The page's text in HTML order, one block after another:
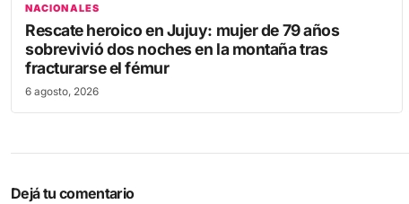
NACIONALES
Rescate heroico en Jujuy: mujer de 79 años
sobrevivió dos noches en la montaña tras
fracturarse el fémur
6 agosto, 2026
Dejá tu comentario